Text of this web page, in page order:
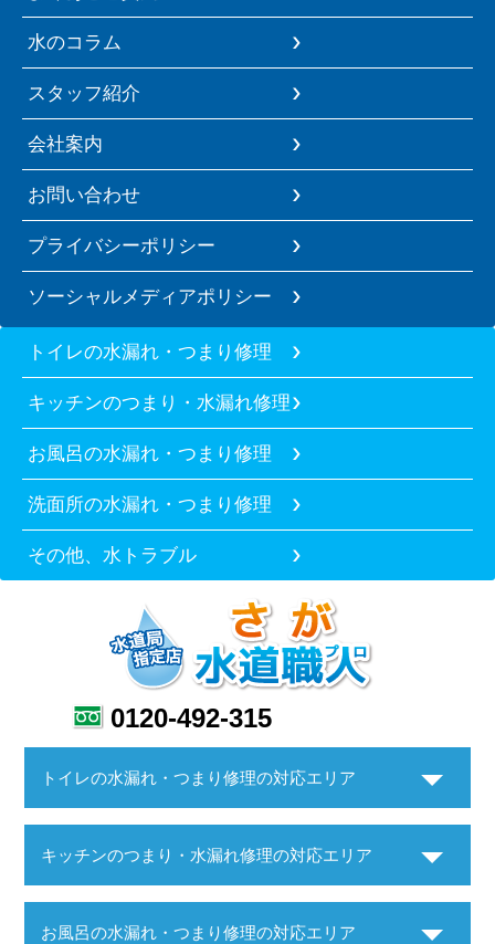
水のコラム
スタッフ紹介
会社案内
お問い合わせ
プライバシーポリシー
ソーシャルメディアポリシー
トイレの水漏れ・つまり修理
キッチンのつまり・水漏れ修理
お風呂の水漏れ・つまり修理
洗面所の水漏れ・つまり修理
その他、水トラブル
0120-492-315
トイレの水漏れ・つまり修理の対応エリア
キッチンのつまり・水漏れ修理の対応エリア
お風呂の水漏れ・つまり修理の対応エリア